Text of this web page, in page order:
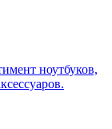
ноутбуков,